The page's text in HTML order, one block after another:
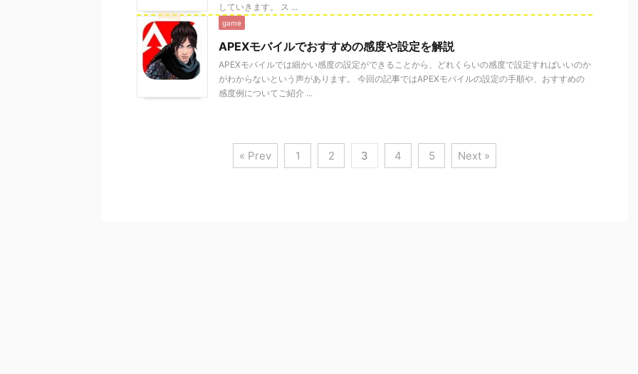
していきます。 ス ...
game
APEXモバイルでおすすめの感度や設定を解説
APEXモバイルでは細かい感度の設定ができることから、どれくらいの感度で設定すればいいのか
がわからないという声があります。 今回の記事ではAPEXモバイルの設定の手順や、おすすめの
感度例についてご紹介 ...
« Prev 1 2 3 4 5 Next »